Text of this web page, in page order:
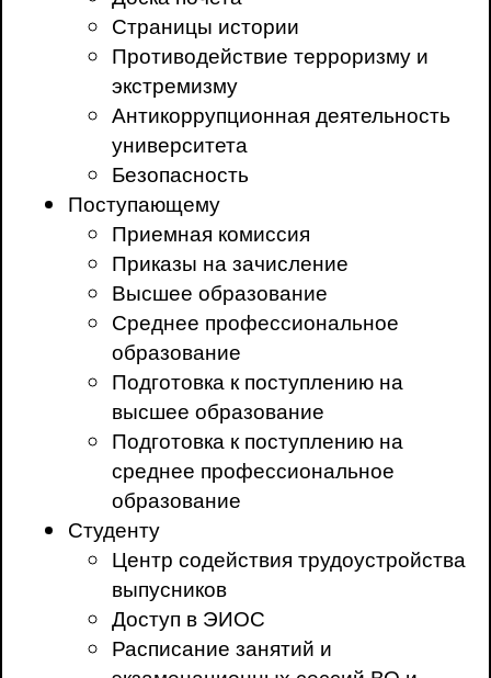
Страницы истории
Противодействие терроризму и
экстремизму
Антикоррупционная деятельность
университета
Безопасность
Поступающему
Приемная комиссия
Приказы на зачисление
Высшее образование
Среднее профессиональное
образование
Подготовка к поступлению на
высшее образование
Подготовка к поступлению на
среднее профессиональное
образование
Студенту
Центр содействия трудоустройства
выпусников
Доступ в ЭИОС
Расписание занятий и